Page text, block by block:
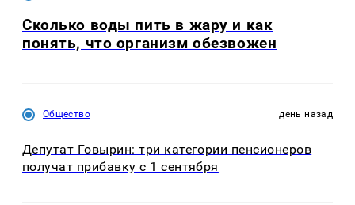
Сколько воды пить в жару и как
понять, что организм обезвожен
Общество день назад
Депутат Говырин: три категории пенсионеров
получат прибавку с 1 сентября